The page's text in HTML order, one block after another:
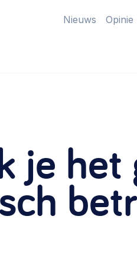
Nieuws Opinie
Eigen
Huren of
je